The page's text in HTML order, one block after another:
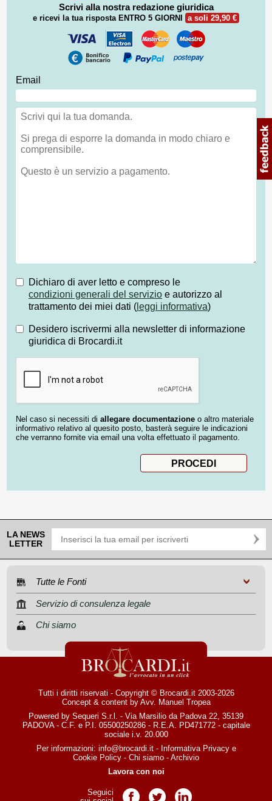
Scrivi alla nostra redazione giuridica
e ricevi la tua risposta ENTRO 5 GIORNI a soli 29,90 €
Email
Dichiaro di aver letto e compreso le
condizioni generali del servizio e autorizzo al
trattamento dei miei dati ( leggi informativa)
Desidero iscrivermi alla newsletter di informazione
giuridica di Brocardi.it
Nel caso si necessiti di allegare documentazione o altro materiale
informativo relativo al quesito posto, basterà seguire le indicazioni
che verranno fornite via email una volta effettuato il pagamento.
LA NEWS
LETTER
Tutte le Fonti
Servizio di consulenza legale
Chi siamo
Tutti i diritti riservati - Copyright © Brocardi.it 2003-2026
Concept & content by Avv. Manuel Tropea
Powered by Sequeri S.r.l. - Via Marsilio da Padova 22, 35139
PADOVA - C.F. e P.I. 05500250286 - R.E.A. PD471772 - capitale
sociale i.v. 20.000
Per informazioni: info@brocardi.it- Informativa Privacye
Cookie Policy - Chi siamo - Archivio
Lavora con noi
Seguici
Pagina Facebook
Pagina TwitterPagina LinkedIn